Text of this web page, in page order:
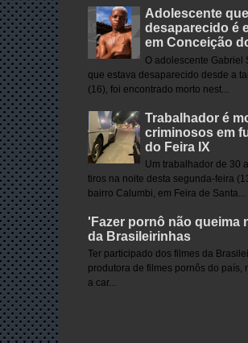
Adolescente
desaparecido é
em Conceição
O adolescente Gabriel
que estava desaparecido desde a
(16), foi encontrado morto nest...
Trabalhador é
criminosos em
do Feira IX
Um trabalhador de 30
tiros na noite desta segunda-feira
bairro Calumbi, em Feira de Santa...
'Fazer pornô não queima
da Brasileirinhas
Ter participado dos filmes da
produtora de filmes pornôs do país,
a car...